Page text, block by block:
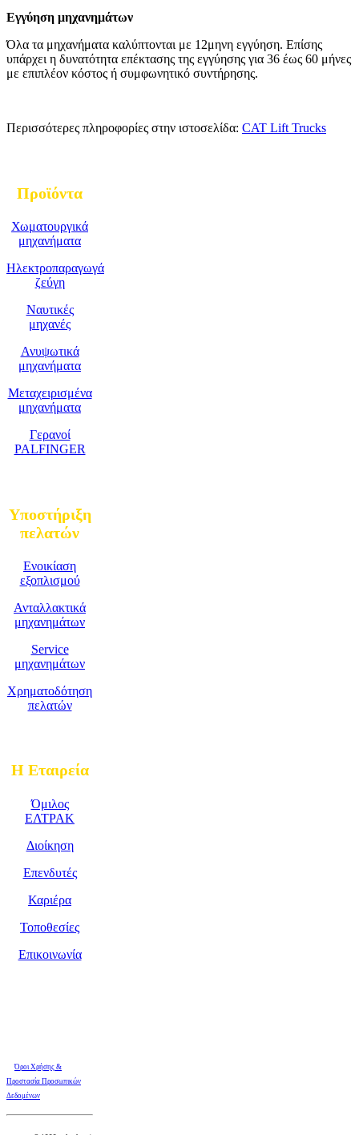
Εγγύηση μηχανημάτων
Όλα τα μηχανήματα καλύπτονται με 12μηνη εγγύηση. Επίσης
υπάρχει η δυνατότητα επέκτασης της εγγύησης για 36 έως 60 μήνες
με επιπλέον κόστος ή συμφωνητικό συντήρησης.
Περισσότερες πληροφορίες στην ιστοσελίδα: CAT Lift Trucks
Προϊόντα
Χωματουργικά
μηχανήματα
Ηλεκτροπαραγωγά
ζεύγη
Ναυτικές
μηχανές
Ανυψωτικά
μηχανήματα
Μεταχειρισμένα
μηχανήματα
Γερανοί
PALFINGER
Υποστήριξη
πελατών
Ενοικίαση
εξοπλισμού
Ανταλλακτικά
μηχανημάτων
Service
μηχανημάτων
Χρηματοδότηση
πελατών
Η Εταιρεία
Όμιλος
ΕΛΤΡΑΚ
Διοίκηση
Επενδυτές
Καριέρα
Τοποθεσίες
Επικοινωνία
Όροι Χρήσης &
Προστασία Προσωπικών
Δεδομένων